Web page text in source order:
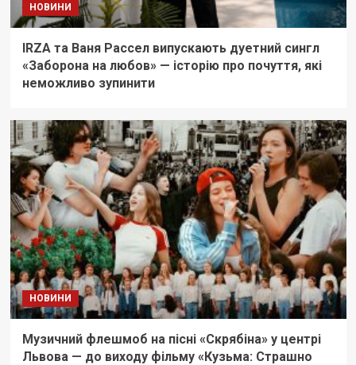
НОВИНИ
IRZA та Ваня Рассел випускають дуетний сингл
«Заборона на любов» — історію про почуття, які
неможливо зупинити
НОВИНИ
Музичний флешмоб на пісні «Скрябіна» у центрі
Львова — до виходу фільму «Кузьма: Страшно